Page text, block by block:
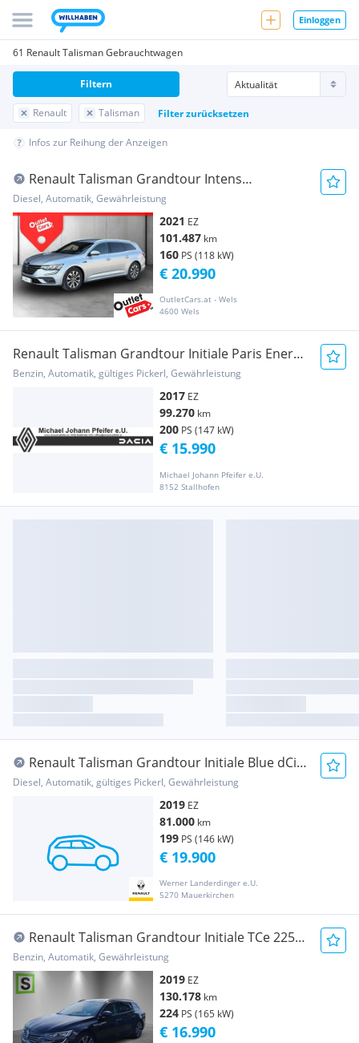
Einloggen
61 Renault Talisman Gebrauchtwagen
Renault Talisman Filter zurücksetzen
Filtern
Infos zur Reihung der Anzeigen
Renault Talisman Grandtour Intens
RFK+MASSAGE+NAV+SITZL
Diesel, Automatik, Gewährleistung
2021 EZ
101.487 km
160 PS (118 kW)
OutletCars.at - Wels
4600 Wels
€ 20.990
Renault Talisman Grandtour Initiale Paris Energy
TCE 20...
Benzin, Automatik, gültiges Pickerl, Gewährleistung
2017 EZ
99.270 km
200 PS (147 kW)
Michael Johann Pfeifer e.U.
8152 Stallhofen
€ 15.990
Renault Talisman Grandtour Initiale Blue dCi
200 EDC
Diesel, Automatik, gültiges Pickerl, Gewährleistung
2019 EZ
81.000 km
199 PS (146 kW)
Werner Landerdinger e.U.
5270 Mauerkirchen
€ 19.900
Renault Talisman Grandtour Initiale TCe 225
EDC PF
Benzin, Automatik, Gewährleistung
2019 EZ
130.178 km
224 PS (165 kW)
€ 16.990